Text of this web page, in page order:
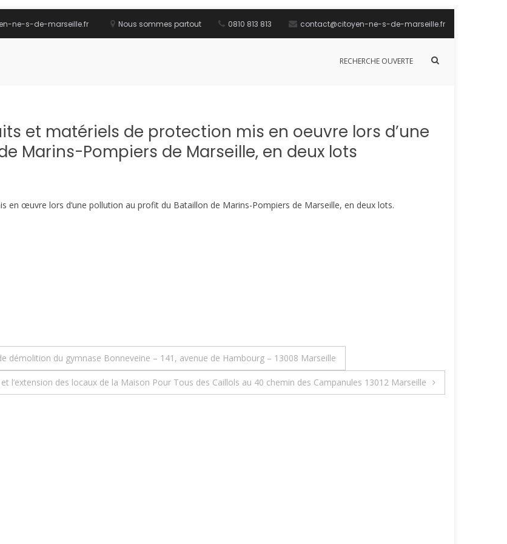
ne-s-de-marseille.fr Nous sommes partout 0810 813 813 contact@citoyen-ne-s-de-marseille.fr
RECHERCHE OUVERTE
Afficher
et matériels de protection mis en oeuvre lors d’une
Marins-Pompiers de Marseille, en deux lots
œuvre lors d’une pollution au profit du Bataillon de Marins-Pompiers de Marseille, en deux lots.
démolition du gymnase Bonneveine – 141, avenue de Hambourg – 13008 Marseille
l’extension des locaux de la Maison Pour Tous des Caillols au 40 chemin des Campanules 13012 Marseille